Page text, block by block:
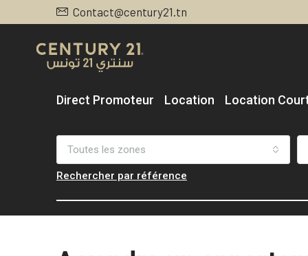
Contact@century21.tn
Direct Promoteur Location Location
Toutes les zones
Rechercher par référence